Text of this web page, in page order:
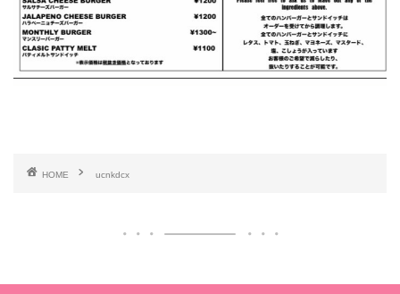
HOME ucnkdcx